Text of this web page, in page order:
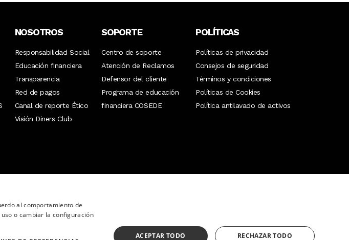
Concierge
que te ayuda con acceso privilegiado a servicios y
y compra de boletos para: conciertos, ballet, ópera,
deportivos, espectáculos de Broadway y más.
de vuelos y hoteles.
Image
NOSOTROS
Responsabilidad Social
Educación financiera
Transparencia
Red de pagos
Canal de reporte Ético
Visión Diners Club
SOPORTE
Centro de soporte
Atención de Reclamos
Defensor del cliente
Programa de educación
financiera COSEDE
POLÍTICAS
Políticas de privacidad
Consejos de seguridad
Términos y condiciones
Políticas de Cookies
Política antilavado de activos
¿Necesitas ayuda?
(02) 298 1300
al comportamiento de
o cambiar la configuración
ACEPTAR TODO RECHAZAR TODO